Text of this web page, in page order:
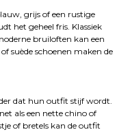
grijs of een rustige
het geheel fris. Klassiek
bruiloften kan een
suède schoenen maken de
dat hun outfit stijf wordt.
als een nette chino of
of bretels kan de outfit